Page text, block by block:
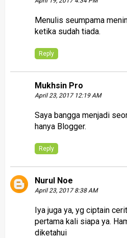
Menulis seumpama
ketika sudah tiada.
Reply
Mukhsin Pro
April 23, 2017 12:19 AM
Saya bangga menjadi
hanya Blogger.
Reply
Nurul Noe
April 23, 2017 8:38 AM
Iya juga ya, yg ciptain
pertama kali siapa ya.
diketahui